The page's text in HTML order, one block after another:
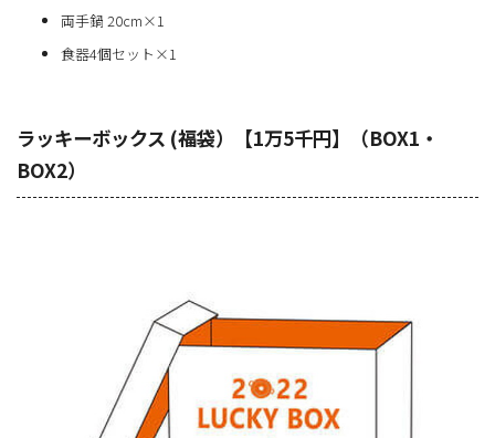
両手鍋 20cm×1
食器4個セット×1
ラッキーボックス (福袋）【1万5千円】（BOX1・
BOX2）